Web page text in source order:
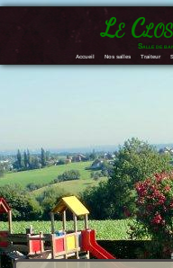
Le
Salle de
Accueil Nos salles Traiteur